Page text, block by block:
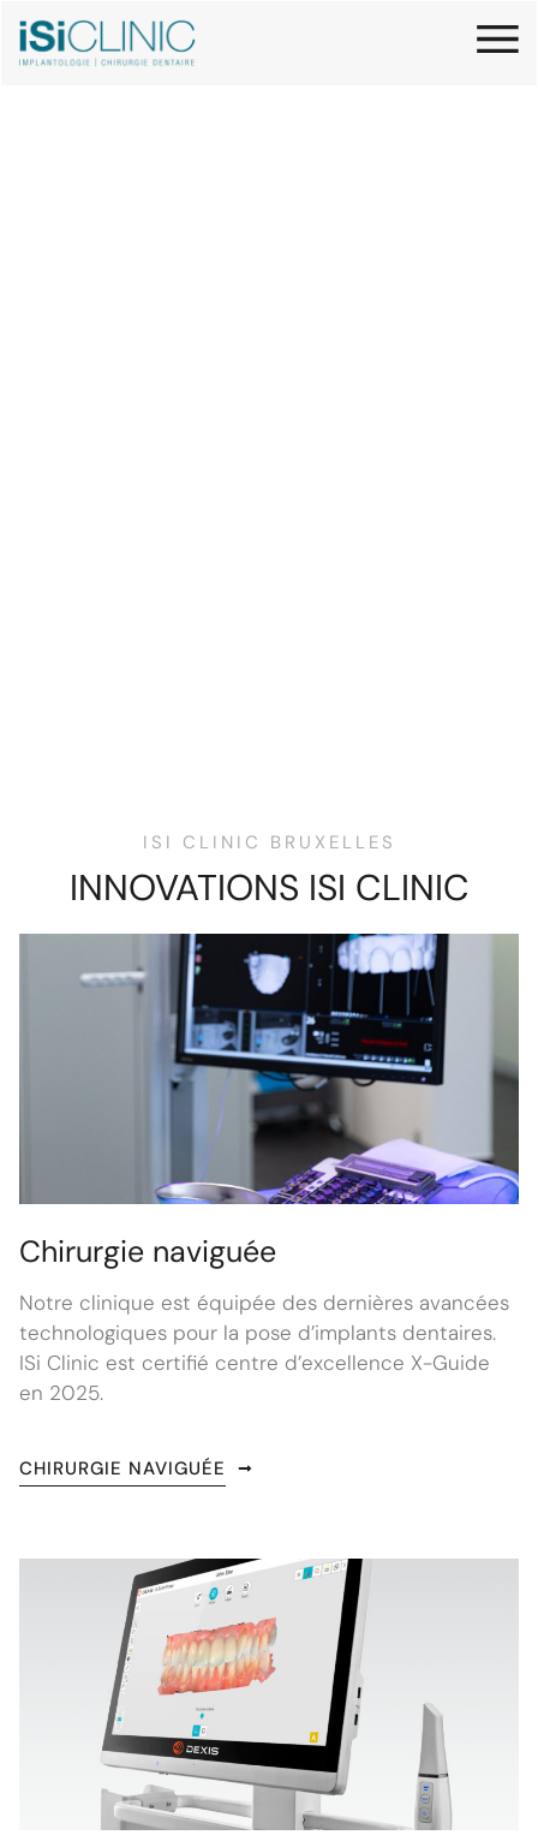
ISI CLINIC BRUXELLES
INNOVATIONS ISI CLINIC
Chirurgie naviguée
Notre clinique est équipée des dernières avancées
technologiques pour la pose d’implants dentaires.
ISi Clinic est certifié centre d’excellence X-Guide
en 2025.
CHIRURGIE NAVIGUÉE